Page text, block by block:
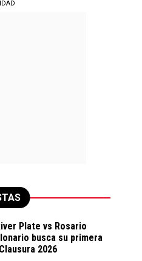
Plate vs Rosario
busca su primera
2026